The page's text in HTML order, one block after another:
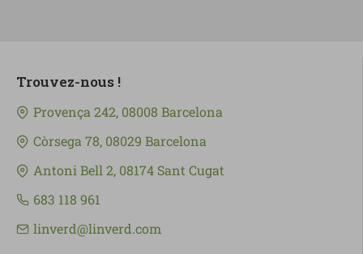
Trouvez-nous !
Provença 242, 08008 Barcelona
Còrsega 78, 08029 Barcelona
Antoni Bell 2, 08174 Sant Cugat
683 118 961
linverd@linverd.com